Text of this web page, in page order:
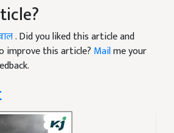
. Did you liked this article and
improve this article? Mailme your